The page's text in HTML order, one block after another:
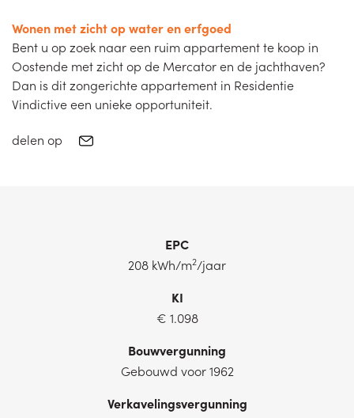
Wonen met zicht op water en erfgoed
Bent u op zoek naar een ruim appartement te koop in
Oostende met zicht op de Mercator en de jachthaven?
Dan is dit zongerichte appartement in Residentie
Vindictive een unieke opportuniteit.
delen op
EPC
208 kWh/m2/jaar
KI
€ 1.098
Bouwvergunning
Gebouwd voor 1962
Verkavelingsvergunning